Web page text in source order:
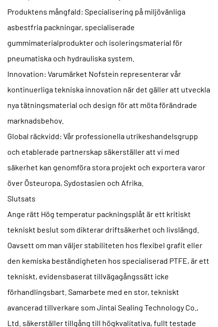
Produktens mångfald: Specialisering på miljövänliga
asbestfria packningar, specialiserade
gummimaterialprodukter och isoleringsmaterial för
pneumatiska och hydrauliska system.
Innovation: Varumärket Nofstein representerar vår
kontinuerliga tekniska innovation när det gäller att utveckla
nya tätningsmaterial och design för att möta förändrade
marknadsbehov.
Global räckvidd: Vår professionella utrikeshandelsgrupp
och etablerade partnerskap säkerställer att vi med
säkerhet kan genomföra stora projekt och exportera varor
över Östeuropa, Sydostasien och Afrika.
Slutsats
Ange rätt Hög temperatur packningsplåt är ett kritiskt
tekniskt beslut som dikterar driftsäkerhet och livslängd.
Oavsett om man väljer stabiliteten hos flexibel grafit eller
den kemiska beständigheten hos specialiserad PTFE, är ett
tekniskt, evidensbaserat tillvägagångssätt icke
förhandlingsbart. Samarbete med en stor, tekniskt
avancerad tillverkare som Jintai Sealing Technology Co.,
Ltd. säkerställer tillgång till högkvalitativa, fullt testade